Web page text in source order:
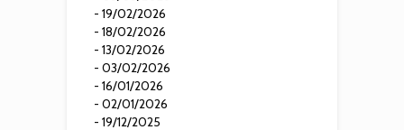
- 19/02/2026
- 18/02/2026
- 13/02/2026
- 03/02/2026
- 16/01/2026
- 02/01/2026
- 19/12/2025